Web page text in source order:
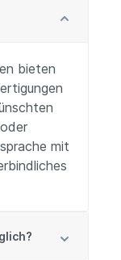
bieten
mit